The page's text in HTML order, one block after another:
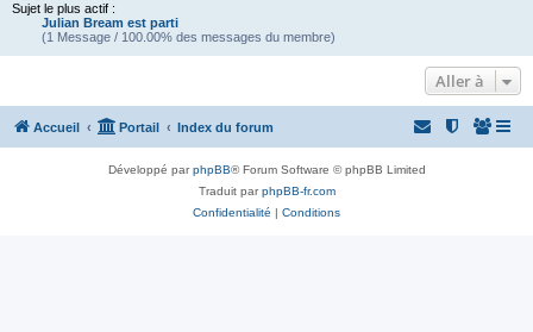
Sujet le plus actif :
Julian Bream est parti
(1 Message / 100.00% des messages du membre)
Aller à
Accueil Portail Index du forum
Développé parphpBB® Forum Software © phpBB Limited
Traduit parphpBB-fr.com
Confidentialité | Conditions